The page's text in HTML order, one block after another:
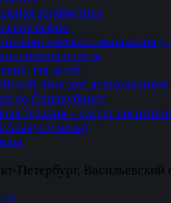
арифметика
критического мышления у
соленого теста
для детей
язык для
по Спидкубингу
терапия – секрет
(счеты)
Петербург,